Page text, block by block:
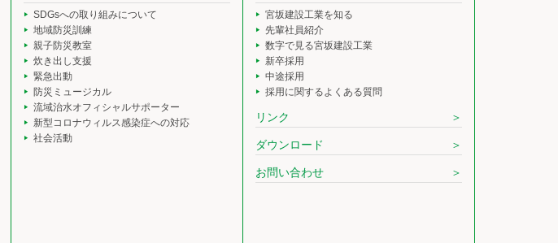
SDGsへの取り組みについて
地域防災訓練
親子防災教室
炊き出し支援
緊急出動
防災ミュージカル
流域治水オフィシャルサポーター
新型コロナウィルス感染症への対応
社会活動
宮坂建設工業を知る
先輩社員紹介
数字で見る宮坂建設工業
新卒採用
中途採用
採用に関するよくある質問
リンク
ダウンロード
お問い合わせ